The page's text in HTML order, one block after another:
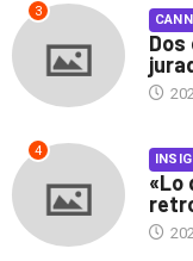
INSIGHTS
3
4
«Lo